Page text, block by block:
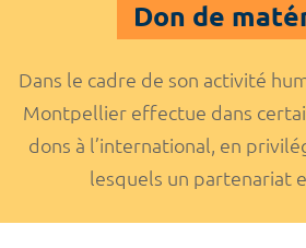
Don de
Dans le cadre de son activité
Montpellier effectue dans
dons à l’international, en
lesquels un partenariat